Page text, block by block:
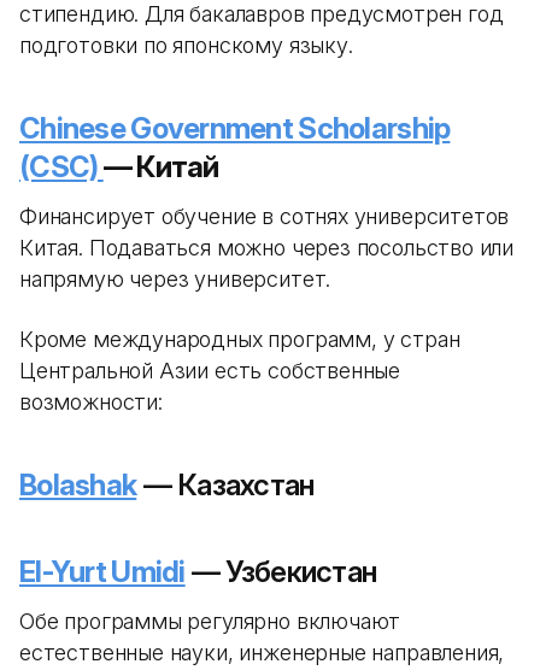
стипендию. Для бакалавров предусмотрен год
подготовки по японскому языку.
Chinese Government Scholarship
(CSC)— Китай
Финансирует обучение в сотнях университетов
Китая. Подаваться можно через посольство или
напрямую через университет.
Кроме международных программ, у стран
Центральной Азии есть собственные
возможности:
Bolashak— Казахстан
El-Yurt Umidi — Узбекистан
Обе программы регулярно включают
естественные науки, инженерные направления,